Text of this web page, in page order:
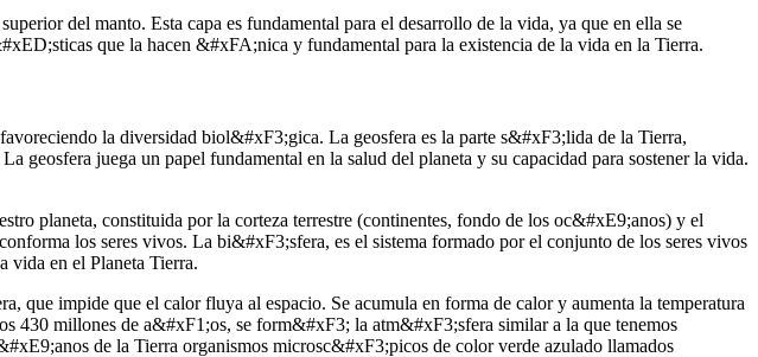
del manto. Esta capa es fundamental para el desarrollo de la vida, ya que en ella se
que la hacen &#xFA;nica y fundamental para la existencia de la vida en la Tierra.
la diversidad biol&#xF3;gica. La geosfera es la parte s&#xF3;lida de la Tierra,
geosfera juega un papel fundamental en la salud del planeta y su capacidad para sostener la vida.
planeta, constituida por la corteza terrestre (continentes, fondo de los oc&#xE9;anos) y el
los seres vivos. La bi&#xF3;sfera, es el sistema formado por el conjunto de los seres vivos
vida en el Planeta Tierra.
que impide que el calor fluya al espacio. Se acumula en forma de calor y aumenta la temperatura
430 millones de a&#xF1;os, se form&#xF3; la atm&#xF3;sfera similar a la que tenemos
de la Tierra organismos microsc&#xF3;picos de color verde azulado llamados